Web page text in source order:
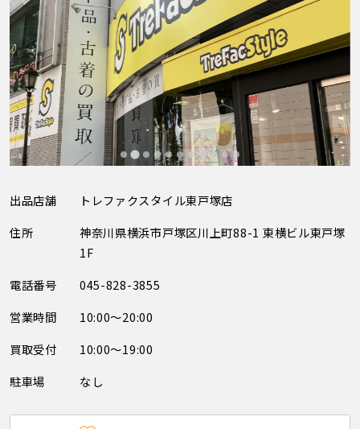
出品店舗
トレファクスタイル東戸塚店
住所
神奈川県横浜市戸塚区川上町88-1 東横ビル東戸塚
1F
電話番号
045-828-3855
営業時間
10:00～20:00
買取受付
10:00～19:00
駐車場
なし